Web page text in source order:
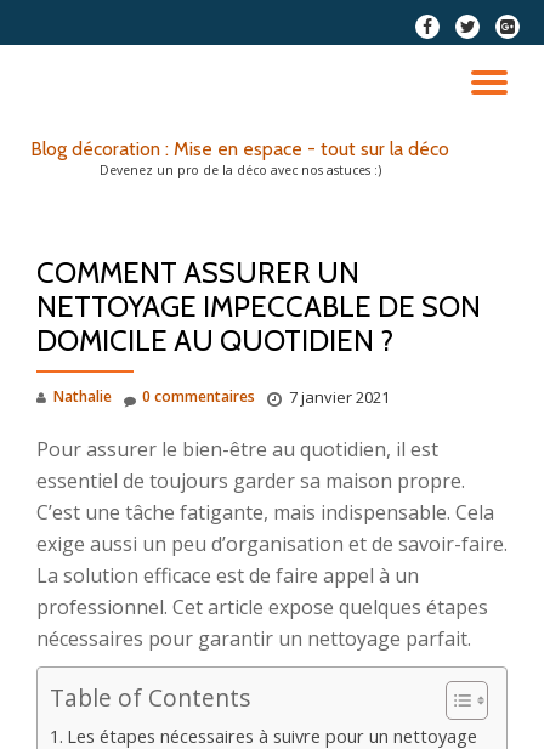
fa-
facebook
fa-
twitter
fa-
plus-
Blog décoration : Mise en espace - tout sur la déco
Devenez un pro de la déco avec nos astuces :)
COMMENT ASSURER UN
NETTOYAGE IMPECCABLE DE SON
DOMICILE AU QUOTIDIEN ?
Nathalie 7 janvier 2021
0 commentaires
Pour assurer le bien-être au quotidien, il est
essentiel de toujours garder sa maison propre.
C’est une tâche fatigante, mais indispensable. Cela
exige aussi un peu d’organisation et de savoir-faire.
La solution efficace est de faire appel à un
professionnel. Cet article expose quelques étapes
nécessaires pour garantir un nettoyage parfait.
Table of Contents
Les étapes nécessaires à suivre pour un nettoyage